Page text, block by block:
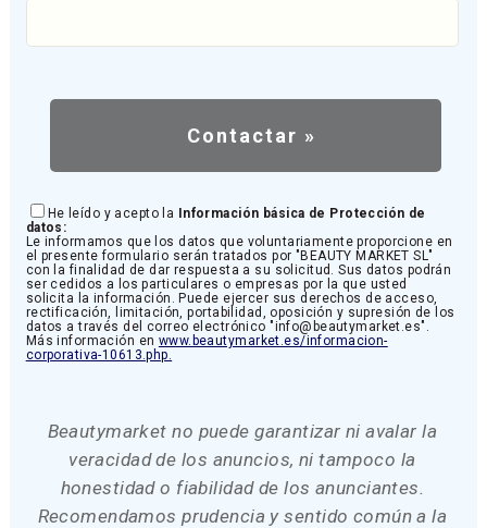
He leído y acepto la Información básica de Protección de
datos:
Le informamos que los datos que voluntariamente proporcione en
el presente formulario serán tratados por "BEAUTY MARKET SL"
con la finalidad de dar respuesta a su solicitud. Sus datos podrán
ser cedidos a los particulares o empresas por la que usted
solicita la información. Puede ejercer sus derechos de acceso,
rectificación, limitación, portabilidad, oposición y supresión de los
datos a través del correo electrónico "info@beautymarket.es".
Más información en www.beautymarket.es/informacion-
corporativa-10613.php.
Beautymarket no puede garantizar ni avalar la
veracidad de los anuncios, ni tampoco la
honestidad o fiabilidad de los anunciantes.
Recomendamos prudencia y sentido común a la